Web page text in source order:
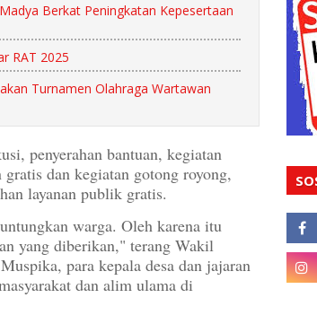
Berkat Peningkatan Kepesertaan
RAT 2025
Turnamen Olahraga Wartawan
penyerahan bantuan, kegiatan
dan kegiatan gotong royong,
layanan publik gratis.
warga. Oleh karena itu
yang diberikan," terang Wakil
para kepala desa dan jajaran
dan alim ulama di